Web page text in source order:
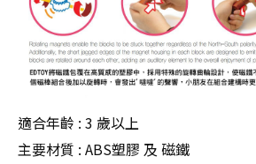
適合年齡 : 3 歲以上
主要材質 : ABS塑膠 及 磁鐵